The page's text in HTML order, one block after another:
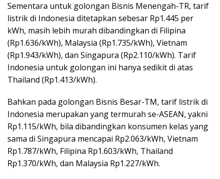
Sementara untuk golongan Bisnis Menengah-TR, tarif
listrik di Indonesia ditetapkan sebesar Rp1.445 per
kWh, masih lebih murah dibandingkan di Filipina
(Rp1.636/kWh), Malaysia (Rp1.735/kWh), Vietnam
(Rp1.943/kWh), dan Singapura (Rp2.110/kWh). Tarif
Indonesia untuk golongan ini hanya sedikit di atas
Thailand (Rp1.413/kWh).
Bahkan pada golongan Bisnis Besar-TM, tarif listrik di
Indonesia merupakan yang termurah se-ASEAN, yakni
Rp1.115/kWh, bila dibandingkan konsumen kelas yang
sama di Singapura mencapai Rp2.063/kWh, Vietnam
Rp1.787/kWh, Filipina Rp1.603/kWh, Thailand
Rp1.370/kWh, dan Malaysia Rp1.227/kWh.